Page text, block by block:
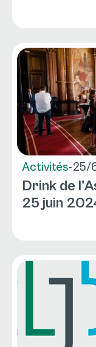
Activités-25/
Drink de
25 juin